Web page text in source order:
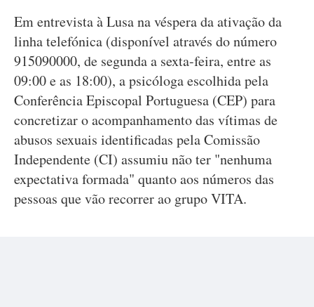
Em entrevista à Lusa na véspera da ativação da
linha telefónica (disponível através do número
915090000, de segunda a sexta-feira, entre as
09:00 e as 18:00), a psicóloga escolhida pela
Conferência Episcopal Portuguesa (CEP) para
concretizar o acompanhamento das vítimas de
abusos sexuais identificadas pela Comissão
Independente (CI) assumiu não ter "nenhuma
expectativa formada" quanto aos números das
pessoas que vão recorrer ao grupo VITA.